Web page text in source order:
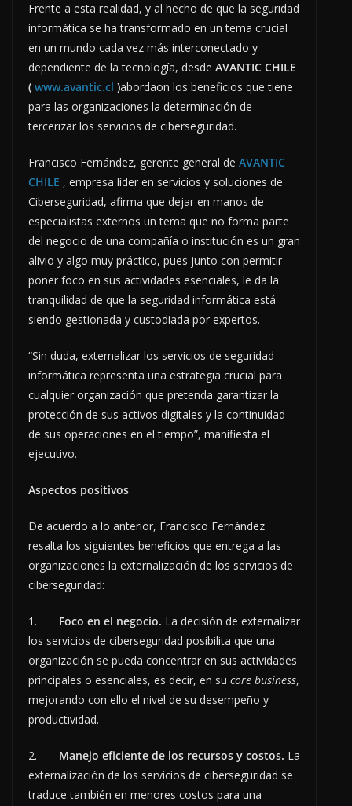
Frente a esta realidad, y al hecho de que la seguridad
informática se ha transformado en un tema crucial
en un mundo cada vez más interconectado y
dependiente de la tecnología, desde AVANTIC CHILE
( www.avantic.cl )abordaon los beneficios que tiene
para las organizaciones la determinación de
tercerizar los servicios de ciberseguridad.
Francisco Fernández, gerente general de AVANTIC
CHILE , empresa líder en servicios y soluciones de
Ciberseguridad, afirma que dejar en manos de
especialistas externos un tema que no forma parte
del negocio de una compañía o institución es un gran
alivio y algo muy práctico, pues junto con permitir
poner foco en sus actividades esenciales, le da la
tranquilidad de que la seguridad informática está
siendo gestionada y custodiada por expertos.
“Sin duda, externalizar los servicios de seguridad
informática representa una estrategia crucial para
cualquier organización que pretenda garantizar la
protección de sus activos digitales y la continuidad
de sus operaciones en el tiempo”, manifiesta el
ejecutivo.
Aspectos positivos
De acuerdo a lo anterior, Francisco Fernández
resalta los siguientes beneficios que entrega a las
organizaciones la externalización de los servicios de
ciberseguridad:
1. Foco en el negocio. La decisión de externalizar
los servicios de ciberseguridad posibilita que una
organización se pueda concentrar en sus actividades
principales o esenciales, es decir, en su core business,
mejorando con ello el nivel de su desempeño y
productividad.
2. Manejo eficiente de los recursos y costos. La
externalización de los servicios de ciberseguridad se
traduce también en menores costos para una